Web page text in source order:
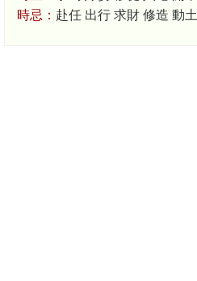
時忌： 赴任 出行 求財 修造 動土